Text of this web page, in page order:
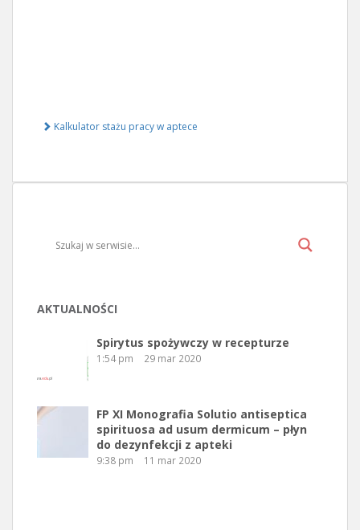
Kalkulator stażu pracy w aptece
AKTUALNOŚCI
Spirytus spożywczy w recepturze
1:54 pm 29 mar 2020
FP XI Monografia Solutio antiseptica
spirituosa ad usum dermicum – płyn
do dezynfekcji z apteki
9:38 pm 11 mar 2020